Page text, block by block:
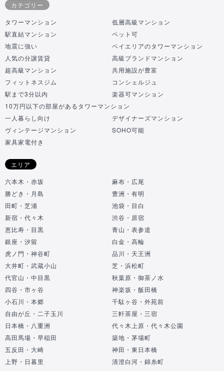
カテゴリー
タワーマンション
低層高級マンション
駅直結マンション
ペット可
地震に強い
ベイエリアのタワーマンション
人気の分譲賃貸
高級ブランドマンション
超高級マンション
共用施設が豊富
フィットネスジム
コンシェルジュ
駅まで3分以内
楽器可マンション
10万円以下の部屋があるタワーマンション
一人暮らし向け
デザイナーズマンション
ヴィンテージマンション
SOHO可能
家具家電付き
エリア
六本木・赤坂
麻布・広尾
勝どき・月島
豊洲・有明
田町・芝浦
池袋・目白
新宿・代々木
渋谷・原宿
恵比寿・目黒
青山・表参道
銀座・汐留
白金・高輪
虎ノ門・神谷町
品川・天王洲
大井町・武蔵小山
芝・浜松町
代官山・中目黒
秋葉原・御茶ノ水
四谷・市ヶ谷
神楽坂・飯田橋
小石川・本郷
千駄ヶ谷・外苑前
自由が丘・二子玉川
三軒茶屋・三宿
日本橋・八重洲
代々木上原・代々木公園
高田馬場・早稲田
築地・茅場町
五反田・大崎
神田・東日本橋
上野・日暮里
清澄白河・錦糸町